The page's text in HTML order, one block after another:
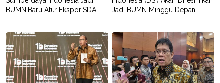
TERM
USE
PEDOMAN
PEMBERITAAN
SIBER
PRIVACY
POLICY
BUMN Baru Atur Ekspor SDA
Jadi BUMN Minggu Depan